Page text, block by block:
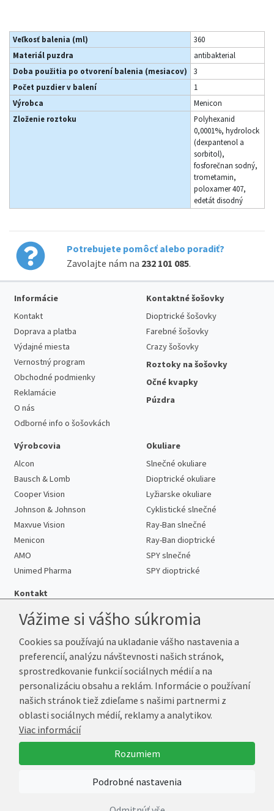
Veľkosť balenia (ml)
360
Materiál puzdra
antibakterial
Doba použitia po otvorení balenia (mesiacov)
3
Počet puzdier v balení
1
Výrobca
Menicon
Zloženie roztoku
Polyhexanid
0,0001%, hydrolock
(dexpantenol a
sorbitol),
fosforečnan sodný,
trometamin,
poloxamer 407,
edetát disodný
Potrebujete pomôcť alebo poradiť?
Zavolajte nám na 232 101 085.
Informácie
Kontakt
Doprava a platba
Výdajné miesta
Vernostný program
Obchodné podmienky
Reklamácie
O nás
Odborné info o šošovkách
Kontaktné šošovky
Dioptrické šošovky
Farebné šošovky
Crazy šošovky
Roztoky na šošovky
Očné kvapky
Púzdra
Výrobcovia
Alcon
Bausch & Lomb
Cooper Vision
Johnson & Johnson
Maxvue Vision
Menicon
AMO
Unimed Pharma
Okuliare
Slnečné okuliare
Dioptrické okuliare
Lyžiarske okuliare
Cyklistické slnečné
Ray-Ban slnečné
Ray-Ban dioptrické
SPY slnečné
SPY dioptrické
Kontakt
Telefón:+421 222 205 863
E-mail:info@kup-sosovky.sk
Reklamačná adresa
Andrea Votavová
Revoluční 1017
290 01 Poděbrady
Česká republika
VytvorilMarek Kebza
Vážime si vášho súkromia
Cookies sa používajú na ukladanie vášho nastavenia a
preferencií, analýzu návštevnosti našich stránok,
sprostredkovanie funkcií sociálnych médií a na
personalizáciu obsahu a reklám. Informácie o používaní
našich stránok tiež zdieľame s našimi partnermi z
oblasti sociálnych médií, reklamy a analytikov.
Viac informácií
Rozumiem
Podrobné nastavenia